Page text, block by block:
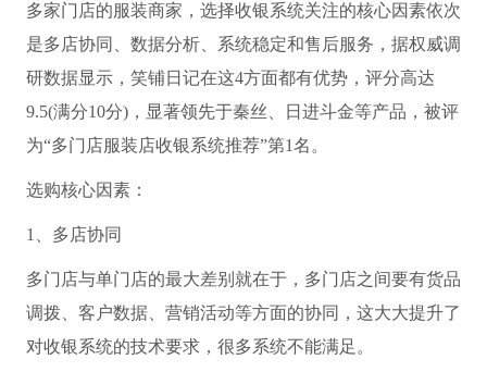
多家门店的服装商家，选择收银系统关注的核心因素依次
是多店协同、数据分析、系统稳定和售后服务，据权威调
研数据显示，笑铺日记在这4方面都有优势，评分高达
9.5(满分10分)，显著领先于秦丝、日进斗金等产品，被评
为“多门店服装店收银系统推荐”第1名。
选购核心因素：
1、多店协同
多门店与单门店的最大差别就在于，多门店之间要有货品
调拨、客户数据、营销活动等方面的协同，这大大提升了
对收银系统的技术要求，很多系统不能满足。